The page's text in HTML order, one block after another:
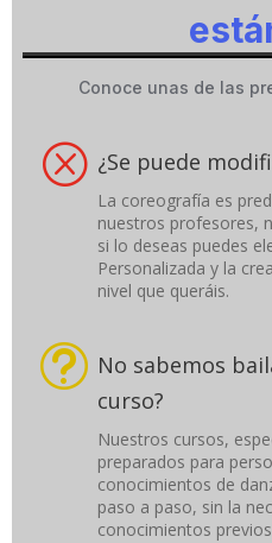
Conoce unas de las
Q ¿Se puede
La coreografía es
nuestros profesores,
si lo deseas puedes
Personalizada y la
nivel que queráis.
t No sabemos
curso?
Nuestros cursos,
preparados para
conocimientos de
paso a paso, sin la
conocimientos